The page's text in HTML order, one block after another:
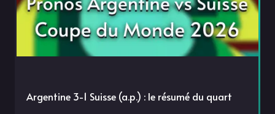
Argentine 3-1 Suisse (a.p.) : le résumé du quart